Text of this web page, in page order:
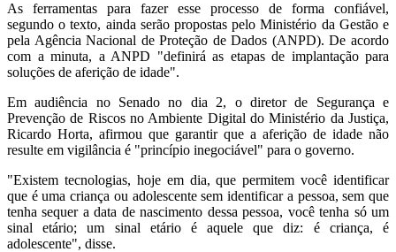
As ferramentas para fazer esse processo de forma confiável,
segundo o texto, ainda serão propostas pelo Ministério da Gestão e
pela Agência Nacional de Proteção de Dados (ANPD). De acordo
com a minuta, a ANPD "definirá as etapas de implantação para
soluções de aferição de idade".
Em audiência no Senado no dia 2, o diretor de Segurança e
Prevenção de Riscos no Ambiente Digital do Ministério da Justiça,
Ricardo Horta, afirmou que garantir que a aferição de idade não
resulte em vigilância é "princípio inegociável" para o governo.
"Existem tecnologias, hoje em dia, que permitem você identificar
que é uma criança ou adolescente sem identificar a pessoa, sem que
tenha sequer a data de nascimento dessa pessoa, você tenha só um
sinal etário; um sinal etário é aquele que diz: é criança, é
adolescente", disse.